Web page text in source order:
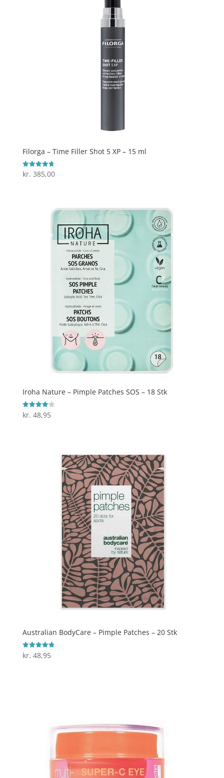
Filorga – Time Filler Shot 5 XP – 15 ml
Vurderet
4.7
kr. 385,00
Iroha Nature – Pimple Patches SOS – 18 Stk
Vurderet
4.1
kr. 48,95
Australian BodyCare – Pimple Patches – 20 Stk
Vurderet
4.8
kr. 48,95